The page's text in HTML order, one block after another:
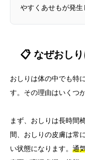
やすくあせもが発生
📋 なぜおし
おしりは体の中でも特
す。その理由はいくつ
まず、おしりは長時間
間、おしりの皮膚は常
い状態になります。 通